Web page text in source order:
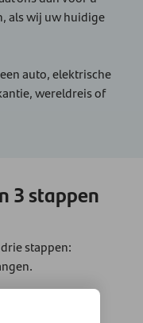
als wij uw huidige
auto, elektrische
wereldreis of
3 stappen
stappen: